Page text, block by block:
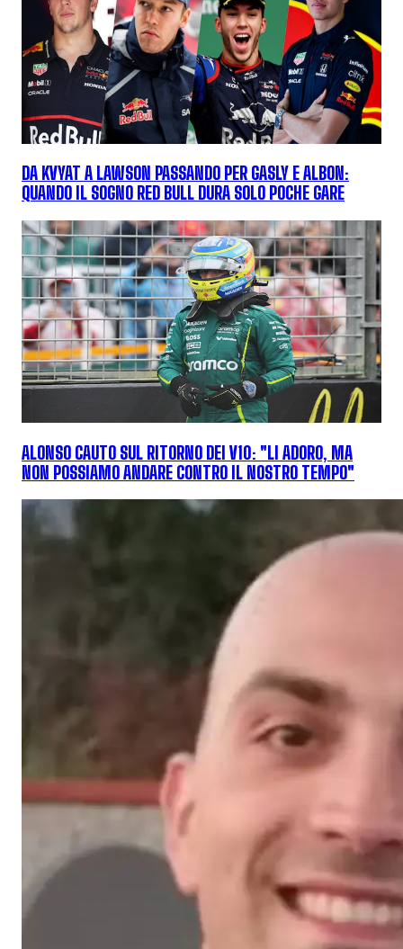
DA KVYAT A LAWSON PASSANDO PER GASLY E ALBON:
QUANDO IL SOGNO RED BULL DURA SOLO POCHE GARE
ALONSO CAUTO SUL RITORNO DEI V10: "LI ADORO, MA
NON POSSIAMO ANDARE CONTRO IL NOSTRO TEMPO"